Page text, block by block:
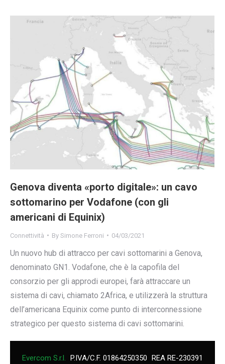
Genova diventa «porto digitale»: un cavo
sottomarino per Vodafone (con gli
americani di Equinix)
Connettività By Simone Ferroni 04/03/2021
Un nuovo hub di attracco per cavi sottomarini a Genova,
denominato GN1. Vodafone, che è la capofila del
consorzio per gli approdi europei, farà attraccare un
sistema di cavi, chiamato 2Africa, e utilizzerà la struttura
dell’americana Equinix come punto di interconnessione
strategico per questo sistema di cavi sottomarini.
Evercom S.r.l. P.IVA/C.F. 01864250350 REA RE-230391